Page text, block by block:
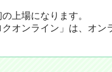
上場になります。
オンライン」は、オ